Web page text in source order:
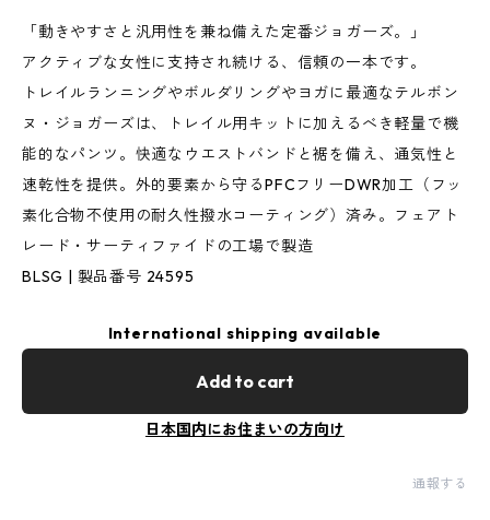
「動きやすさと汎用性を兼ね備えた定番ジョガーズ。」
アクティブな女性に支持され続ける、信頼の一本です。
トレイルランニングやボルダリングやヨガに最適なテルボン
ヌ・ジョガーズは、トレイル用キットに加えるべき軽量で機
能的なパンツ。快適なウエストバンドと裾を備え、通気性と
速乾性を提供。外的要素から守るPFCフリーDWR加工（フッ
素化合物不使用の耐久性撥水コーティング）済み。フェアト
レード・サーティファイドの工場で製造
BLSG | 製品番号 24595
International shipping available
Add to cart
日本国内にお住まいの方向け
通報する